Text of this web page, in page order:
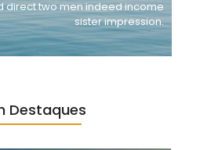
direct two men indeed income
sister impression.
Destaques